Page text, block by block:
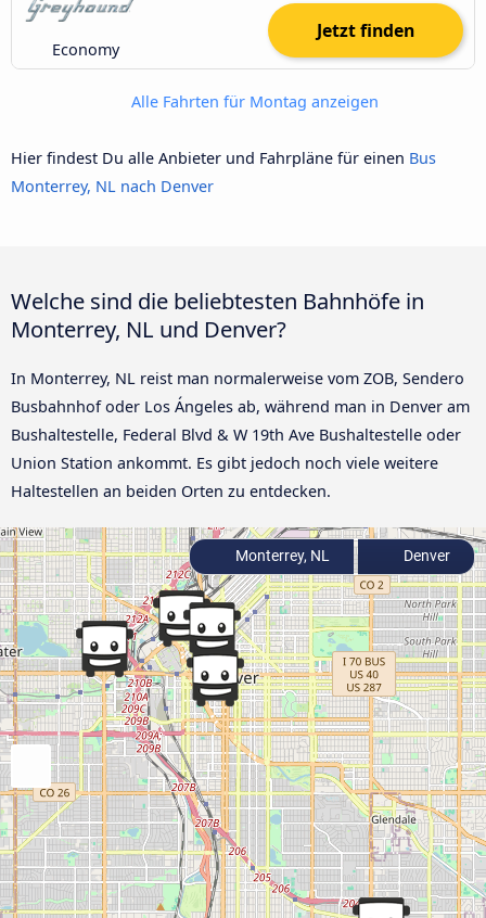
Economy
Jetzt finden
Alle Fahrten für Montag anzeigen
Hier findest Du alle Anbieter und Fahrpläne für einen Bus
Monterrey, NL nach Denver
Welche sind die beliebtesten Bahnhöfe in
Monterrey, NL und Denver?
In Monterrey, NL reist man normalerweise vom ZOB, Sendero
Busbahnhof oder Los Ángeles ab, während man in Denver am
Bushaltestelle, Federal Blvd & W 19th Ave Bushaltestelle oder
Union Station ankommt. Es gibt jedoch noch viele weitere
Haltestellen an beiden Orten zu entdecken.
Monterrey, NL Denver